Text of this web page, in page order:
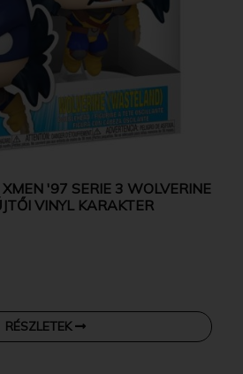
'97 SERIE 3 WOLVERINE
VINYL KARAKTER
RÉSZLETEK